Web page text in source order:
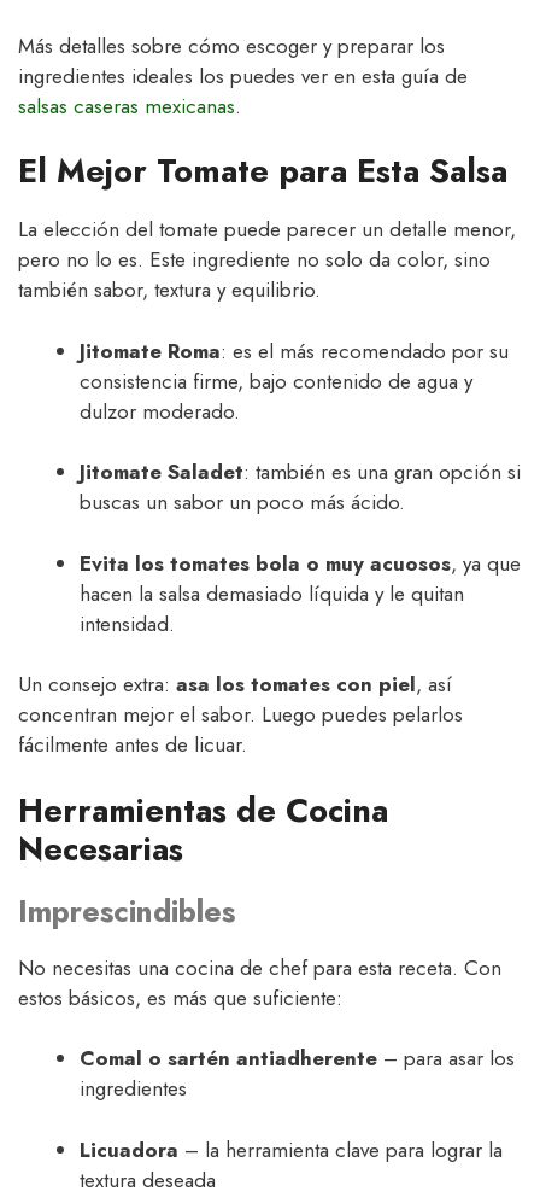
Más detalles sobre cómo escoger y preparar los
ingredientes ideales los puedes ver en esta guía de
salsas caseras mexicanas.
El Mejor Tomate para Esta Salsa
La elección del tomate puede parecer un detalle menor,
pero no lo es. Este ingrediente no solo da color, sino
también sabor, textura y equilibrio.
Jitomate Roma: es el más recomendado por su
consistencia firme, bajo contenido de agua y
dulzor moderado.
Jitomate Saladet: también es una gran opción si
buscas un sabor un poco más ácido.
Evita los tomates bola o muy acuosos, ya que
hacen la salsa demasiado líquida y le quitan
intensidad.
Un consejo extra: asa los tomates con piel, así
concentran mejor el sabor. Luego puedes pelarlos
fácilmente antes de licuar.
Herramientas de Cocina
Necesarias
Imprescindibles
No necesitas una cocina de chef para esta receta. Con
estos básicos, es más que suficiente:
Comal o sartén antiadherente – para asar los
ingredientes
Licuadora – la herramienta clave para lograr la
textura deseada